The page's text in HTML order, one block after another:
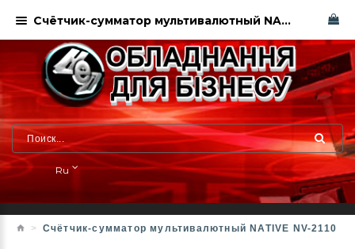
Ru
Счётчик-сумматор мультивалютный NATIVE NV-2110
Счётчик-сумматор мультивалютный NATIVE NV-2110